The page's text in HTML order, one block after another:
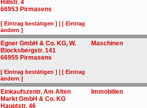
Hillstr. 4
66953 Pirmasens
[ Eintrag bestätigen ] |[ Eintrag
ändern ]
Egner GmbH & Co. KG, W.
Blocksbergstr. 141
66955 Pirmasens
[ Eintrag bestätigen ] |[ Eintrag
ändern ]
Maschinen
Einkaufszentr. Am Alten
Markt GmbH & Co. KG
Hauptstr. 46
Immobilien